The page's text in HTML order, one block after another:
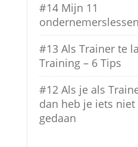
#14 Mijn 11
#13 Als Trainer te
Training – 6 Tips
#12 Als je als
dan heb je iets niet
gedaan